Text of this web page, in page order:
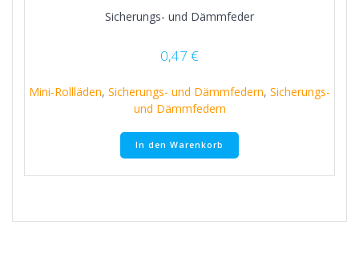
Sicherungs- und Dämmfeder
0,47 €
Mini-Rollläden, Sicherungs- und Dämmfedern, Sicherungs-
und Dämmfedern
In den Warenkorb